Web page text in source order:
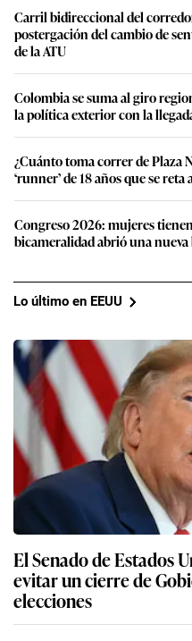
Carril bidireccional del
postergación del cambio de
de la ATU
Colombia se suma al giro
la política exterior con la
¿Cuánto toma correr de Plaza
‘runner’ de 18 años que se
Congreso 2026: mujeres
bicameralidad abrió una nueva
Lo último en EEUU
El Senado de Estados
evitar un cierre de
elecciones